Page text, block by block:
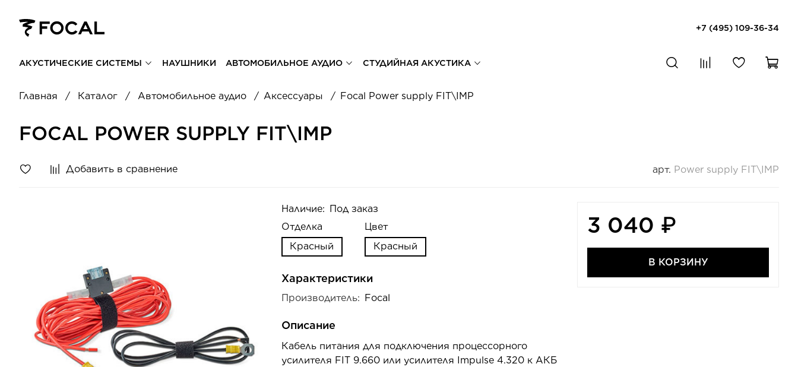
+7 (495) 109-36-34
АКУСТИЧЕСКИЕ СИСТЕМЫ НАУШНИКИ АВТОМОБИЛЬНОЕ АУДИО СТУДИЙНАЯ АКУСТИКА
Главная Каталог Автомобильное аудио Аксессуары Focal Power supply FIT\IMP
FOCAL POWER SUPPLY FIT\IMP
Добавить в сравнение арт. Power supply FIT\IMP
Наличие: Под заказ
Отделка
Красный
Цвет
Красный
Характеристики
Производитель: Focal
Описание
Кабель питания для подключения процессорного
усилителя FIT 9.660 или усилителя Impulse 4.320 к АКБ
3 040 ₽
В КОРЗИНУ